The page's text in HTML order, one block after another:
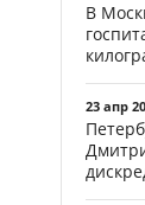
В
23 апр